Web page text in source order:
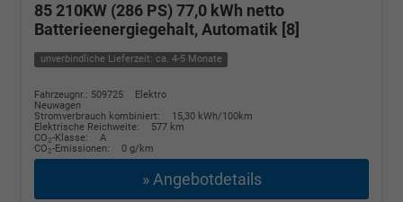
85 210KW (286 PS) 77,0 kWh netto
Batterieenergiegehalt, Automatik [8]
unverbindliche Lieferzeit: ca. 4-5 Monate
Fahrzeugnr.: 509725
Elektro
Neuwagen
Stromverbrauch kombiniert:
15,30 kWh/100km
Elektrische Reichweite:
577 km
CO2-Klasse:
A
CO2-Emissionen: 0 g/km
» Angebotdetails